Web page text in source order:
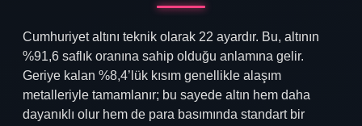
Cumhuriyet altını teknik olarak 22 ayardır. Bu, altının
%91,6 saflık oranına sahip olduğu anlamına gelir.
Geriye kalan %8,4’lük kısım genellikle alaşım
metalleriyle tamamlanır; bu sayede altın hem daha
dayanıklı olur hem de para basımında standart bir